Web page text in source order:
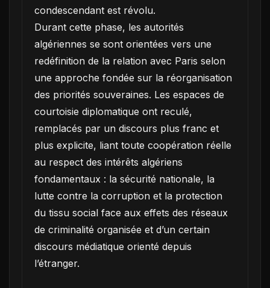
condescendant est révolu.
Durant cette phase, les autorités
algériennes se sont orientées vers une
redéfinition de la relation avec Paris selon
une approche fondée sur la réorganisation
des priorités souveraines. Les espaces de
courtoisie diplomatique ont reculé,
remplacés par un discours plus franc et
plus explicite, liant toute coopération réelle
au respect des intérêts algériens
fondamentaux : la sécurité nationale, la
lutte contre la corruption et la protection
du tissu social face aux effets des réseaux
de criminalité organisée et d’un certain
discours médiatique orienté depuis
l’étranger.